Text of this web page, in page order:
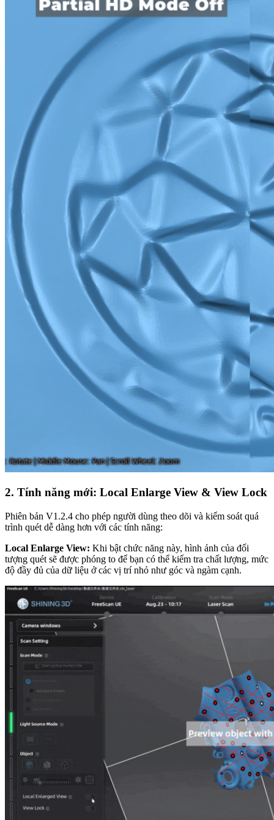
2. Tính năng mới: Local Enlarge View & View Lock
Phiên bản V1.2.4 cho phép người dùng theo dõi và kiểm soát quá
trình quét dễ dàng hơn với các tính năng:
Local Enlarge View: Khi bật chức năng này, hình ảnh của đối
tượng quét sẽ được phóng to để bạn có thể kiểm tra chất lượng, mức
độ đầy đủ của dữ liệu ở các vị trí nhỏ như góc và ngàm cạnh.